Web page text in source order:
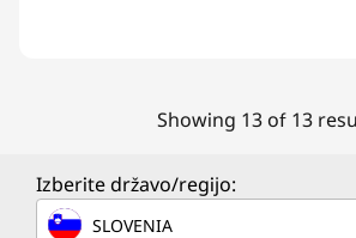
Showing 13 of 13
Izberite državo/regijo:
SLOVENIA